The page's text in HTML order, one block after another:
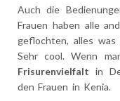
Auch die
Frauen haben alle
geflochten, alles
Sehr cool. Wenn
Frisurenvielfalt in
den Frauen in Kenia.